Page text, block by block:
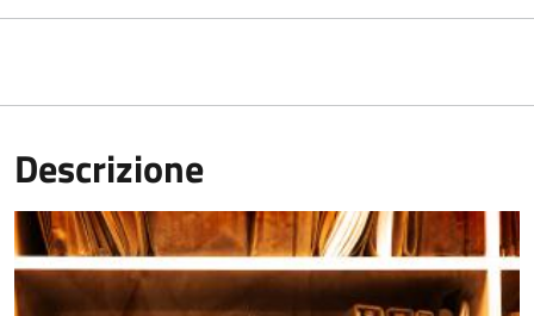
Descrizione